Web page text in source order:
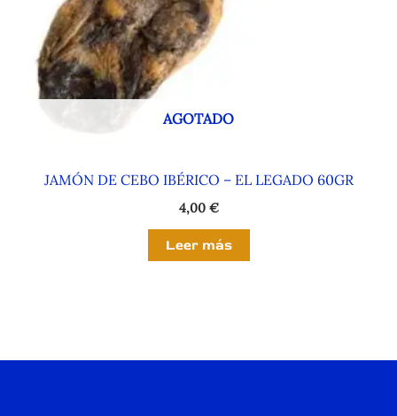
AGOTADO
JAMÓN DE CEBO IBÉRICO – EL LEGADO 60GR
4,00 €
Leer más